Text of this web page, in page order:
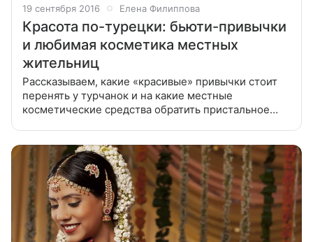
19 сентября 2016 Елена Филиппова
Красота по-турецки: бьюти-привычки
и любимая косметика местных
жительниц
Рассказываем, какие «красивые» привычки стоит
перенять у турчанок и на какие местные
косметические средства обратить пристальное